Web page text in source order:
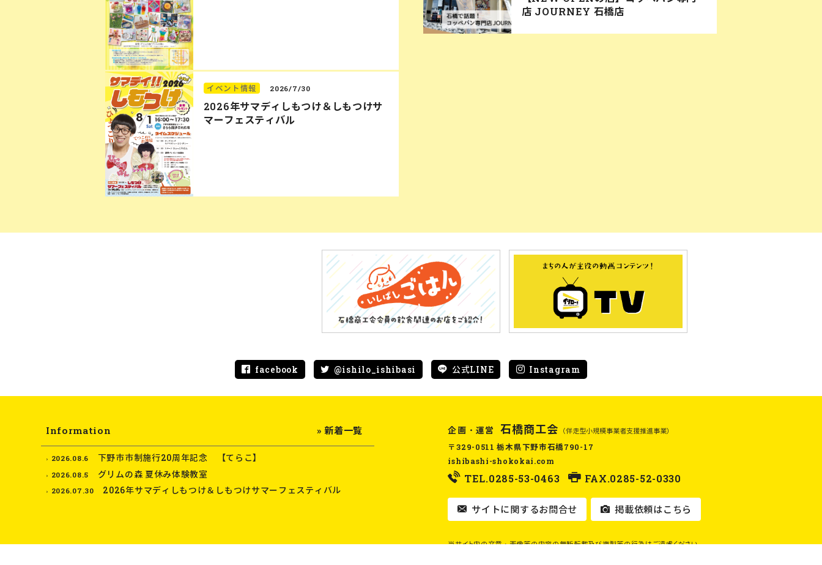
イベント情報 2026/7/30
2026年サマディしもつけ＆しもつけサ
マーフェスティバル
店 JOURNEY 石橋店
facebook @ishilo_ishibasi 公式LINE Instagram
Information » 新着一覧
2026.08.6 下野市市制施行20周年記念 【てらこ】
2026.08.5 グリムの森 夏休み体験教室
2026.07.30 2026年サマディしもつけ＆しもつけサマーフェスティバル
企画・運営 石橋商工会 （伴走型小規模事業者支援推進事業）
〒329-0511 栃木県下野市石橋790-17
ishibashi-shokokai.com
TEL.0285-53-0463 FAX.0285-52-0330
サイトに関するお問合せ 掲載依頼はこちら
当サイト内の文章・画像等の内容の無断転載及び複製等の行為はご遠慮ください。